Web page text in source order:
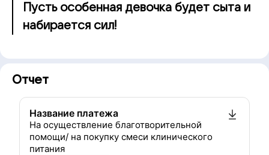
Пусть особенная девочка будет сыта и
набирается сил!
Отчет
Название платежа
На осуществление благотворительной
помощи/ на покупку смеси клинического
питания